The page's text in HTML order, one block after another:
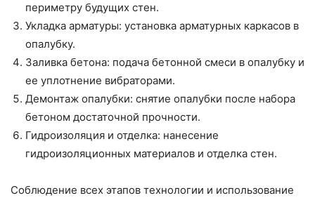
периметру будущих стен.
Укладка арматуры: установка арматурных каркасов в
опалубку.
Заливка бетона: подача бетонной смеси в опалубку и
ее уплотнение вибраторами.
Демонтаж опалубки: снятие опалубки после набора
бетоном достаточной прочности.
Гидроизоляция и отделка: нанесение
гидроизоляционных материалов и отделка стен.
Соблюдение всех этапов технологии и использование